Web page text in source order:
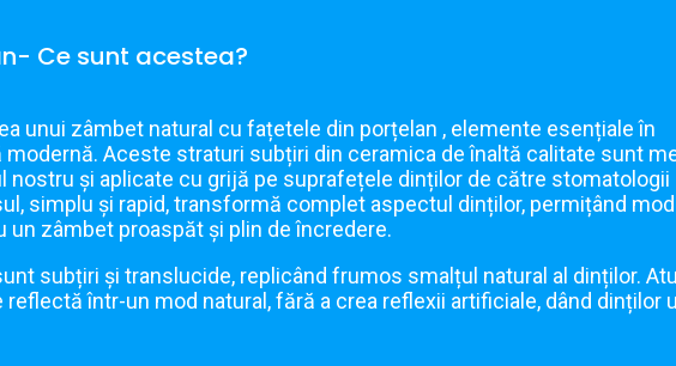
Ce sunt acestea?
unui zâmbet natural cu fațetele din porțelan , elemente esențiale în
Aceste straturi subțiri din ceramica de înaltă calitate sunt
nostru și aplicate cu grijă pe suprafețele dinților de către stomatologii
simplu și rapid, transformă complet aspectul dinților, permițând
un zâmbet proaspăt și plin de încredere.
subțiri și translucide, replicând frumos smalțul natural al dinților.
reflectă într-un mod natural, fără a crea reflexii artificiale, dând dinților